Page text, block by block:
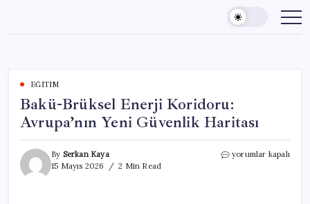
content
EĞITIM
Bakü-Brüksel Enerji Koridoru:
Avrupa’nın Yeni Güvenlik Haritası
By Serkan Kaya
15 Mayıs 2026
2 Min Read
Bakü-
yorumlar kapalı